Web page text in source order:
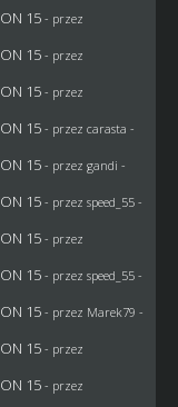
15 - przez
15 - przez
15 - przez
15 - przez carasta -
15 - przez gandi -
15 - przez speed_55 -
15 - przez
15 - przez speed_55 -
15 - przez Marek79 -
15 - przez
15 - przez